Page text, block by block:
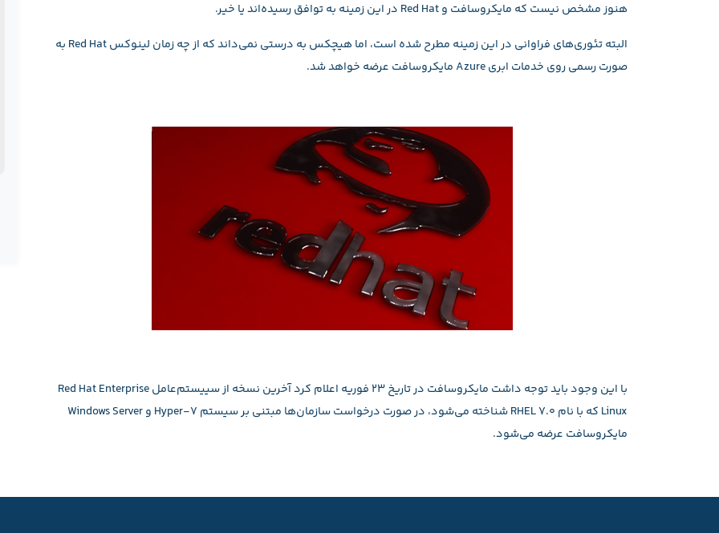
هنوز مشخص نیست که مایکروسافت و Red Hat در این زمینه به توافق رسیده‌اند یا خیر.
البته تئوری‌های فراوانی در این زمینه مطرح شده است، اما هیچکس به درستی نمی‌داند که از چه زمان لینوکس Red Hat به
صورت رسمی روی خدمات ابری Azure مایکروسافت عرضه خواهد شد.
با این وجود باید توجه داشت مایکروسافت در تاریخ ۲۳ فوریه اعلام کرد آخرین نسخه از سییستم‌عامل Red Hat Enterprise
Linux که با نام RHEL 7.0 شناخته می‌شود، در صورت درخواست سازمان‌ها مبتنی بر سیستم Hyper-7 و Windows Server
مایکروسافت عرضه می‌شود.